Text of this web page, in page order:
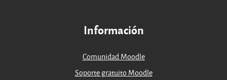
Información
Comunidad Moodle
Soporte gratuito Moodle